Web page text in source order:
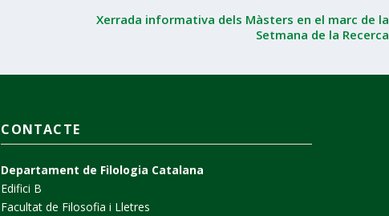
Xerrada informativa dels Màsters en el marc de la
Setmana de la Recerca
CONTACTE
Departament de Filologia Catalana
Edifici B
Facultat de Filosofia i Lletres